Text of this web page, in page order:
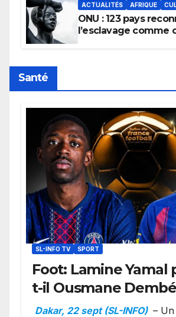
ACTUALITÉS AFRIQUE
ONU : 123 pays
l’esclavage comme
Santé
SL-INFO TV SPORT
Foot: Lamine Yamal
t-il Ousmane
Ballon d’or ?
Dakar, 22 sept (SL-INFO) – Un